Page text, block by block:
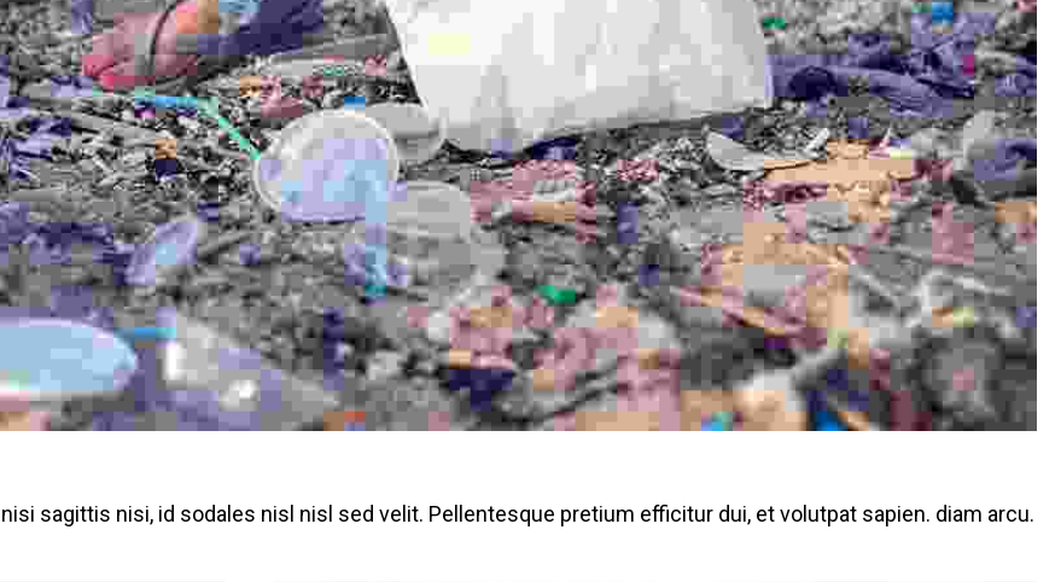
sagittis nisi, id sodales nisl nisl sed velit. Pellentesque pretium efficitur dui, et volutpat sapien. diam arcu.